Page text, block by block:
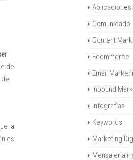
de
la
es
Aplicaciones
Comunicado
Content
Ecommerce
Email
Inbound
Infografías
Keywords
Marketing
Mensajería